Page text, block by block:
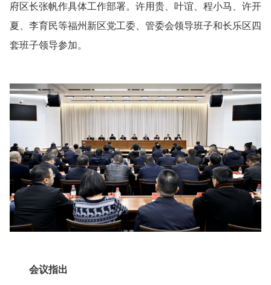
府区长张帆作具体工作部署。许用贵、叶谊、程小马、许开
夏、李育民等福州新区党工委、管委会领导班子和长乐区四
套班子领导参加。
会议指出